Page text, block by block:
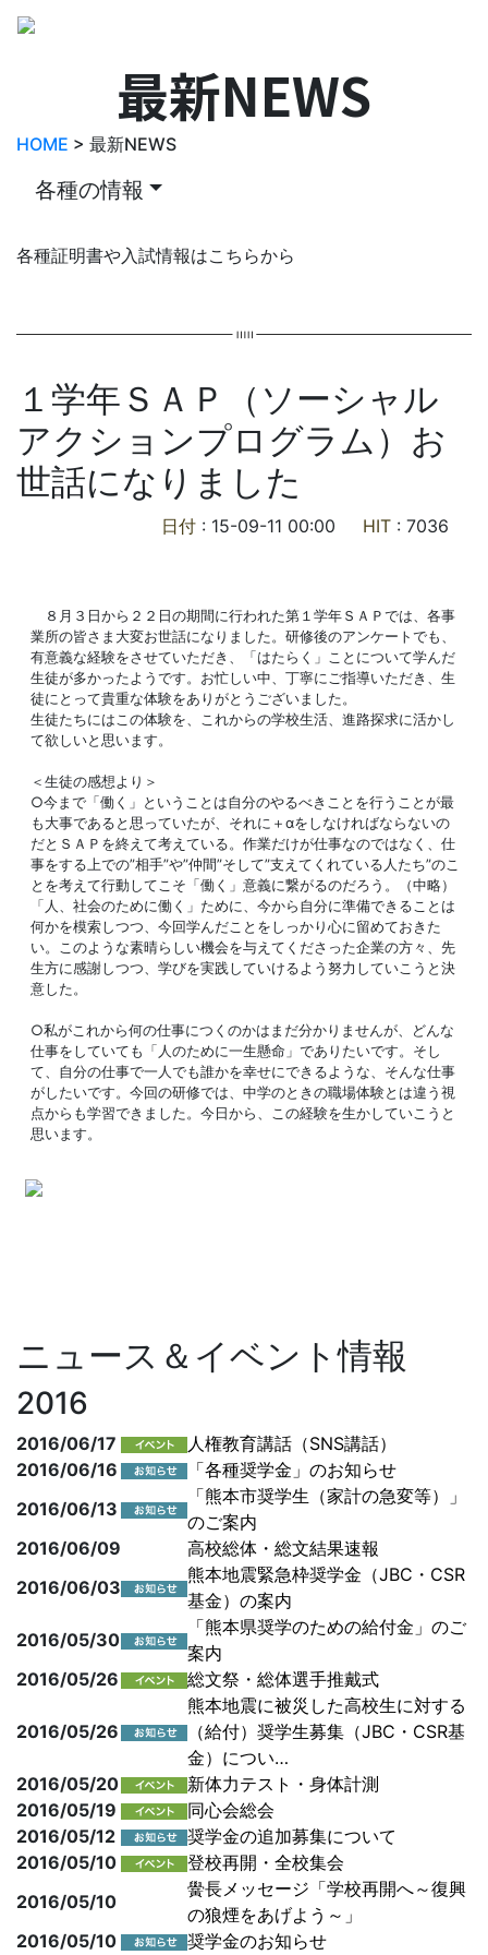
最新NEWS
HOME > 最新NEWS
各種の情報
各種証明書や入試情報はこちらから
１学年ＳＡＰ（ソーシャル
アクションプログラム）お
世話になりました
日付 : 15-09-11 00:00 HIT : 7036
８月３日から２２日の期間に行われた第１学年ＳＡＰでは、各事
業所の皆さま大変お世話になりました。研修後のアンケートでも、
有意義な経験をさせていただき、「はたらく」ことについて学んだ
生徒が多かったようです。お忙しい中、丁寧にご指導いただき、生
徒にとって貴重な体験をありがとうございました。
生徒たちにはこの体験を、これからの学校生活、進路探求に活かし
て欲しいと思います。
＜生徒の感想より＞
○今まで「働く」ということは自分のやるべきことを行うことが最
も大事であると思っていたが、それに＋αをしなければならないの
だとＳＡＰを終えて考えている。作業だけが仕事なのではなく、仕
事をする上での”相手”や”仲間”そして”支えてくれている人たち”のこ
とを考えて行動してこそ「働く」意義に繋がるのだろう。（中略）
「人、社会のために働く」ために、今から自分に準備できることは
何かを模索しつつ、今回学んだことをしっかり心に留めておきた
い。このような素晴らしい機会を与えてくださった企業の方々、先
生方に感謝しつつ、学びを実践していけるよう努力していこうと決
意した。
○私がこれから何の仕事につくのかはまだ分かりませんが、どんな
仕事をしていても「人のために一生懸命」でありたいです。そし
て、自分の仕事で一人でも誰かを幸せにできるような、そんな仕事
がしたいです。今回の研修では、中学のときの職場体験とは違う視
点からも学習できました。今日から、この経験を生かしていこうと
思います。
ニュース＆イベント情報
2016
2016/06/17
人権教育講話（SNS講話）
2016/06/16
「各種奨学金」のお知らせ
2016/06/13
「熊本市奨学生（家計の急変等）」
のご案内
2016/06/09
高校総体・総文結果速報
2016/06/03
熊本地震緊急枠奨学金（JBC・CSR
基金）の案内
2016/05/30
「熊本県奨学のための給付金」のご
案内
2016/05/26
総文祭・総体選手推戴式
2016/05/26
熊本地震に被災した高校生に対する
（給付）奨学生募集（JBC・CSR基
金）につい…
2016/05/20
新体力テスト・身体計測
2016/05/19
同心会総会
2016/05/12
奨学金の追加募集について
2016/05/10
登校再開・全校集会
2016/05/10
黌長メッセージ「学校再開へ～復興
の狼煙をあげよう～」
2016/05/10
奨学金のお知らせ